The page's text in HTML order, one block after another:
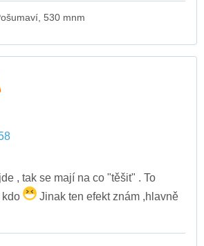
530 mnm
, tak se mají na co "těšit" . To
kdo
Jinak ten efekt znám ,hlavně